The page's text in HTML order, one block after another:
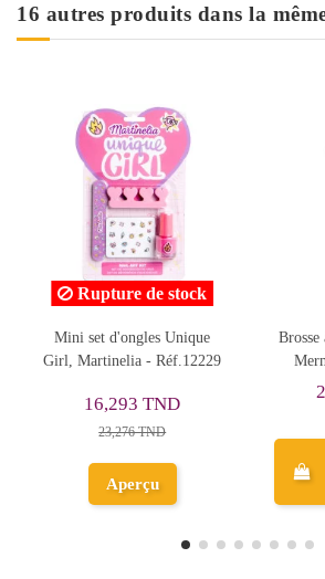
16 autres produits dans la
Brosse à Cheveux, Let's Be
Mermaids - Martinelia
Ajouter au